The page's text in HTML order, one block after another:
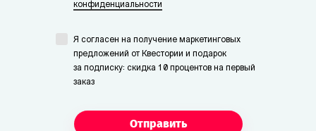
конфиденциальности
Я согласен на получение маркетинговых
предложений от Квестории и подарок
за подписку: скидка 10 процентов на первый
заказ
Отправить